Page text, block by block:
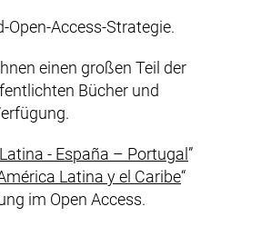
Open-Access-Strategie.
öffnet neues Fenster)
einen großen Teil der
Bücher und
- España – Portugal (externer
”
Latina y el Caribe(externer
“
im Open Access.